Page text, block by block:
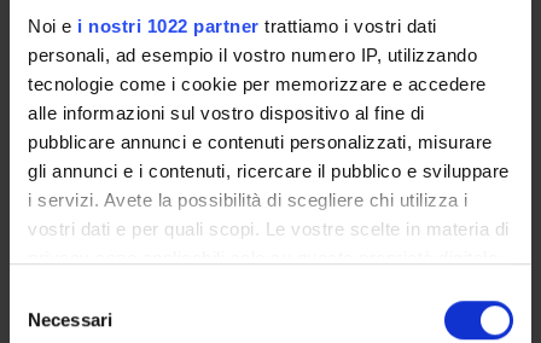
Noi e i nostri 1022 partner trattiamo i vostri dati
personali, ad esempio il vostro numero IP, utilizzando
tecnologie come i cookie per memorizzare e accedere
alle informazioni sul vostro dispositivo al fine di
pubblicare annunci e contenuti personalizzati, misurare
gli annunci e i contenuti, ricercare il pubblico e sviluppare
i servizi. Avete la possibilità di scegliere chi utilizza i
vostri dati e per quali scopi. Le vostre scelte in materia di
modificare o revocare il proprio consenso in qualsiasi
delNecessari
PROJECT PARTICIPANTS
Valerio Terraroli
Full Professor
RESEARCH AREAS INVOLVED IN THE PROJECT
Storia e Antropologia
Cultural heritage, cultural identities and memories
Storia dell'arte